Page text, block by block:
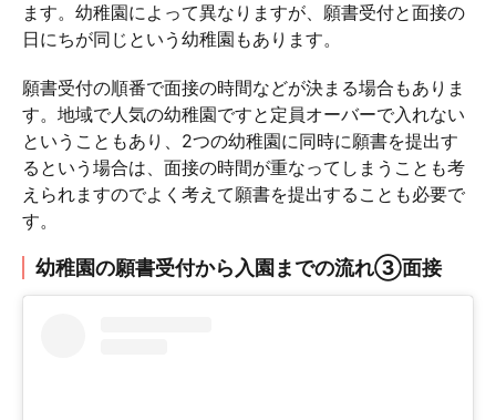
ます。幼稚園によって異なりますが、願書受付と面接の
日にちが同じという幼稚園もあります。
願書受付の順番で面接の時間などが決まる場合もありま
す。地域で人気の幼稚園ですと定員オーバーで入れない
ということもあり、2つの幼稚園に同時に願書を提出す
るという場合は、面接の時間が重なってしまうことも考
えられますのでよく考えて願書を提出することも必要で
す。
幼稚園の願書受付から入園までの流れ③面接